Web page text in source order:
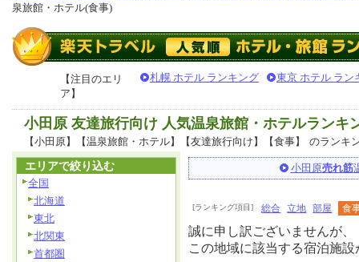
泉旅館・ホテル(食事)
【注目のエリ
ア】
札幌 ホテル ランキング 東京 ホテル ラン
小田原 友達旅行向け 人気温泉旅館・ホテルランキ
【小田原】【温泉旅館・ホテル】【友達旅行向け】【食事】 のランキ
小田原売れ筋
[ランキング項目] 総合 立地 部屋 食
誠に申し訳ございませんが、
この地域に該当する宿泊施
エリアで絞り込む
全国
北海道
東北
北関東
首都圏